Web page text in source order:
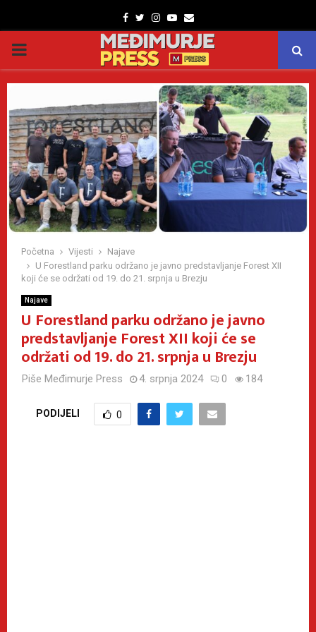
Facebook
TwitterInstagram
Youtube
Email
PRIMARY
MENU
Početna Vijesti
Najave
U Forestland parku održano je javno predstavljanje Forest XII
koji će se održati od 19. do 21. srpnja u Brezju
Najave
U Forestland parku održano je javno
predstavljanje Forest XII koji će se
održati od 19. do 21. srpnja u Brezju
Piše Međimurje Press 4. srpnja 2024 0 184
PODIJELI 0